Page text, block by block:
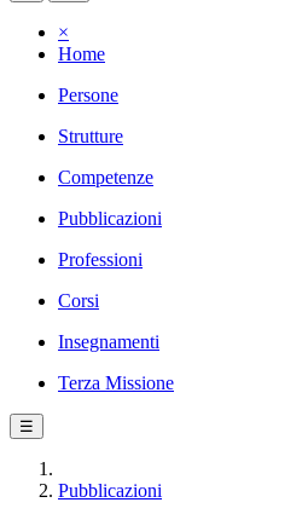
×
Home
Persone
Strutture
Competenze
Pubblicazioni
Professioni
Corsi
Insegnamenti
Terza Missione
☰
Pubblicazioni